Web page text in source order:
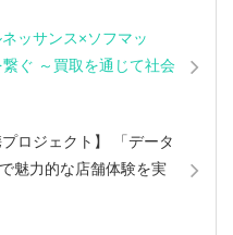
ッサンス×ソフマッ
ぐ ～買取を通じて社会
ロジェクト】 「データ
魅力的な店舗体験を実